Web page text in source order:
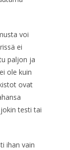
voi
ei
paljon ja
ole kuin
ovat
testi tai
ihan vain